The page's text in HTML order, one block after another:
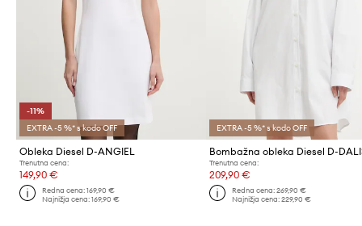
-11%
EXTRA -5 %* s kodo OFF
Obleka Diesel D-ANGIEL
Trenutna cena:
149,90 €
Redna cena:169,90 €
Najnižja cena:169,90 €
EXTRA -5 %* s kodo OFF
Trenutna cena:
209,90 €
Redna cena: 269,90 €
Najnižja cena: 229,90 €